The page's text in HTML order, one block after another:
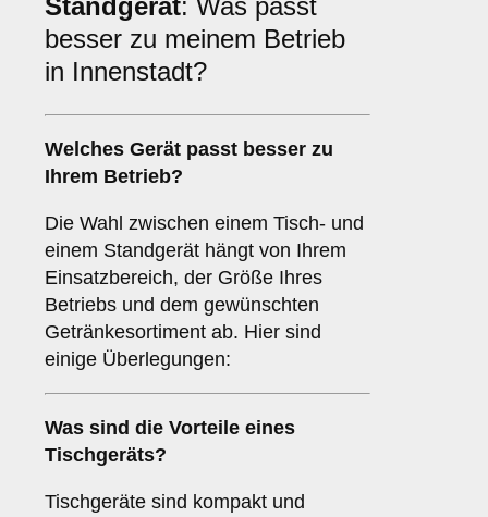
Standgerät: Was passt
besser zu meinem Betrieb
in Innenstadt?
Welches Gerät passt besser zu
Ihrem Betrieb?
Die Wahl zwischen einem Tisch- und
einem Standgerät hängt von Ihrem
Einsatzbereich, der Größe Ihres
Betriebs und dem gewünschten
Getränkesortiment ab. Hier sind
einige Überlegungen:
Was sind die Vorteile eines
Tischgeräts?
Tischgeräte sind kompakt und